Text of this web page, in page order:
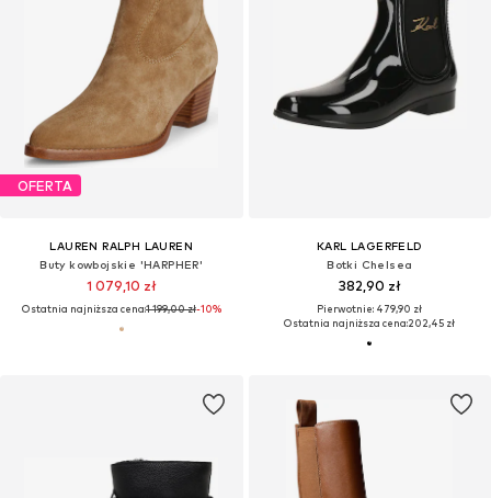
OFERTA
LAUREN RALPH LAUREN
Buty kowbojskie 'HARPHER'
1 079,10 zł
Ostatnia najniższa cena:1 199,00 zł-10%
KARL LAGERFELD
Botki Chelsea
382,90 zł
Pierwotnie: 479,90 zł
Ostatnia najniższa cena:202,45 zł